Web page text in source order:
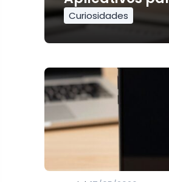
Curiosidades